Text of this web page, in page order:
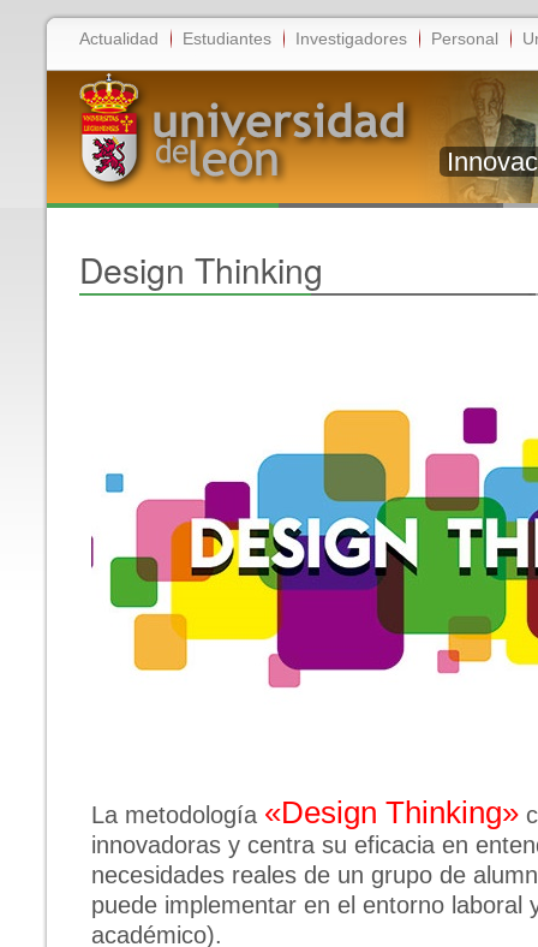
Actualidad Estudiantes Investigadores Personal
Design Thinking
La metodología «Design Thinking»
innovadoras y centra su eficacia en
necesidades reales de un grupo de
puede implementar en el entorno laboral
académico).